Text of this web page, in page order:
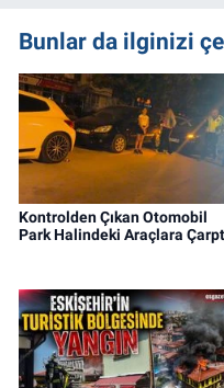
Bunlar da ilginizi
Kontrolden Çıkan Otomobil
Park Halindeki Araçlara